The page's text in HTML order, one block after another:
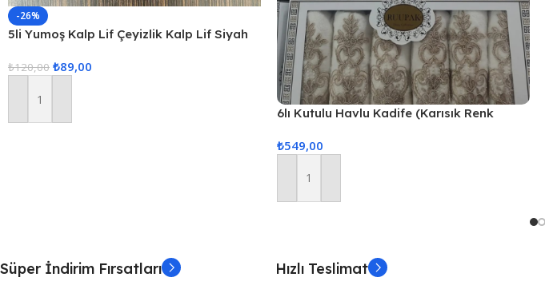
-26%
5li Yumoş Kalp Lif Çeyizlik Kalp Lif Siyah
₺120,00 ₺89,00
Sepete Ekle
6lı Kutulu Havlu Kadife (Karısık Renk
₺549,00
Sepete Ekle
Süper İndirim Fırsatları Hızlı Teslimat